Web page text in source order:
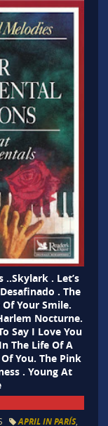
..Skylark . Let’s
. The
Your Smile.
Nocturne.
Say I Love You
The Life Of A
You. The Pink
. Young At
APRIL IN PARÍS,